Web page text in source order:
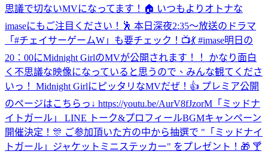
思議で切ないMVになってます！🏠 いつもよりオトナな
imaseにもご注目ください！🕺 本日深夜2:35〜放送のドラマ
「#チェイサーゲームW」も要チェック！📺💃 #imase明日の
20：00にMidnight GirlのMVが公開されます！！ かなり面白
く不思議な映像になっていると思うので、みんな観てくださ
いっ！ Midnight GirlにピッタリなMVだぜ！👍 プレミア公開
のページはこちらっ↓ https://youtu.be/AurV8fJzorM 「ミッドナ
イトガール」 LINE トーク&プロフィールBGMキャンペーン
開催決定！🎊 ご参加頂いた方の中から抽選で "「ミッドナイ
トガール」ジャケットミニステッカー" をプレゼント！🎁 🍸